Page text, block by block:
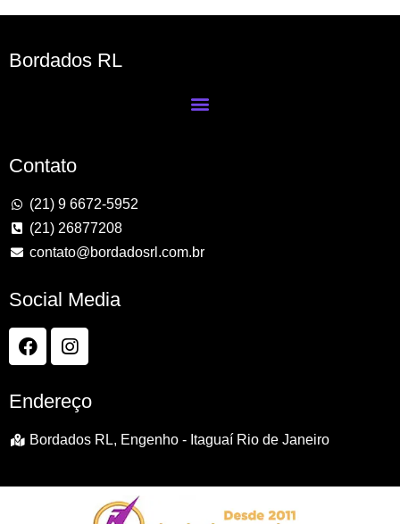
Bordados RL
Contato
(21) 9 6672-5952
(21) 26877208
contato@bordadosrl.com.br
Social Media
Endereço
Bordados RL, Engenho - Itaguaí Rio de Janeiro